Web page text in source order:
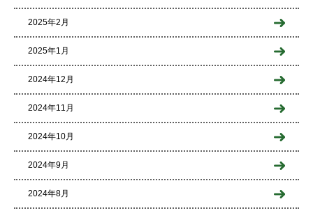
2025年2月
2025年1月
2024年12月
2024年11月
2024年10月
2024年9月
2024年8月